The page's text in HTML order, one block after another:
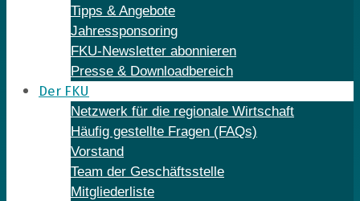
Tipps & Angebote
Jahressponsoring
FKU-Newsletter abonnieren
Presse & Downloadbereich
Der FKU
Netzwerk für die regionale Wirtschaft
Häufig gestellte Fragen (FAQs)
Vorstand
Team der Geschäftsstelle
Mitgliederliste